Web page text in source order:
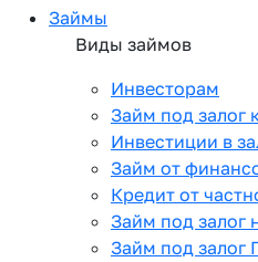
Займы
Виды займов
Инвесторам
Займ под залог
Инвестиции в
Займ от
Кредит от
Займ под залог
Займ под залог